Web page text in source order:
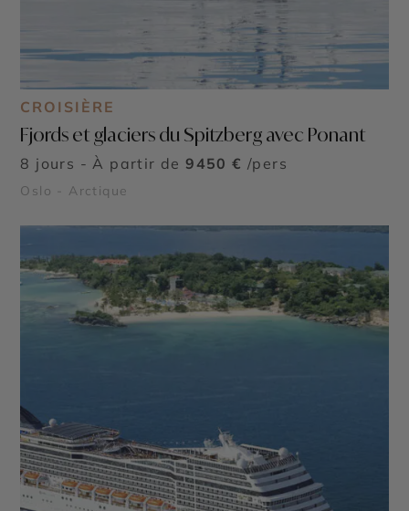
CROISIÈRE
Fjords et glaciers du Spitzberg avec Ponant
8 jours - À partir de9450 € /pers
Oslo - Arctique